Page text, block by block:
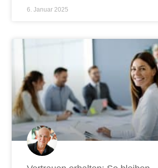
6. Januar 2025